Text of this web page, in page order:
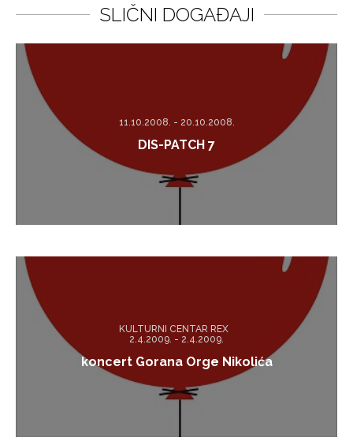
SLIČNI DOGAĐAJI
11.10.2008. - 20.10.2008.
DIS-PATCH 7
KULTURNI CENTAR REX
2.4.2009. - 2.4.2009.
koncert Gorana Orge Nikolića